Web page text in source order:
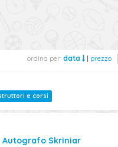
ordina per: data | prezzo
e corsi
Autografo Skriniar